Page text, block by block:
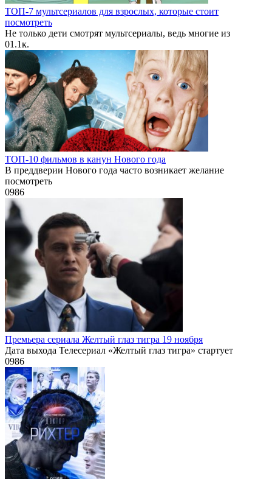
ТОП-7 мультсериалов для взрослых, которые стоит
посмотреть
Не только дети смотрят мультсериалы, ведь многие из
01.1к.
ТОП-10 фильмов в канун Нового года
В преддверии Нового года часто возникает желание
посмотреть
0986
Премьера сериала Желтый глаз тигра 19 ноября
Дата выхода Телесериал «Желтый глаз тигра» стартует
0986